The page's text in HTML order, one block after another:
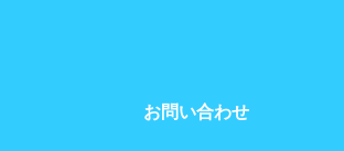
お問い合わせ